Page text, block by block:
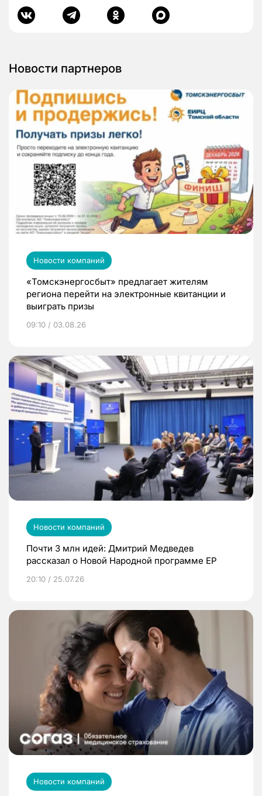
Новости партнеров
Новости компаний
«Томскэнергосбыт» предлагает жителям
региона перейти на электронные квитанции и
выиграть призы
09:10 / 03.08.26
Новости компаний
Почти 3 млн идей: Дмитрий Медведев
рассказал о Новой Народной программе ЕР
20:10 / 25.07.26
Новости компаний